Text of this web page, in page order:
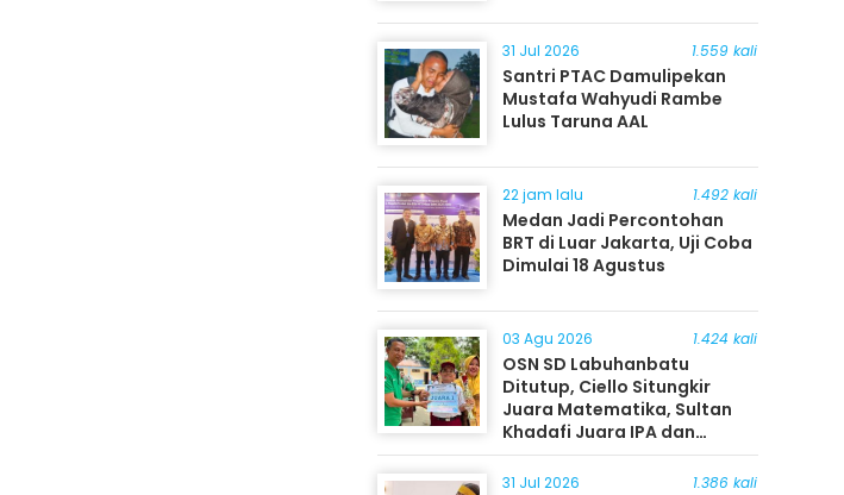
31 Jul 2026 1.559 kali
Santri PTAC Damulipekan
Mustafa Wahyudi Rambe
Lulus Taruna AAL
22 jam lalu 1.492 kali
Medan Jadi Percontohan
BRT di Luar Jakarta, Uji Coba
Dimulai 18 Agustus
03 Agu 2026 1.424 kali
OSN SD Labuhanbatu
Ditutup, Ciello Situngkir
Juara Matematika, Sultan
Khadafi Juara IPA dan
Timothy Rangkuti Juara IPS
31 Jul 2026 1.386 kali